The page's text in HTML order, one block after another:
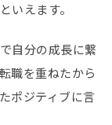
いえます。
自分の成長に繋
職を重ねたから
ポジティブに言